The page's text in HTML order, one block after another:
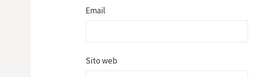
Email
Sito web